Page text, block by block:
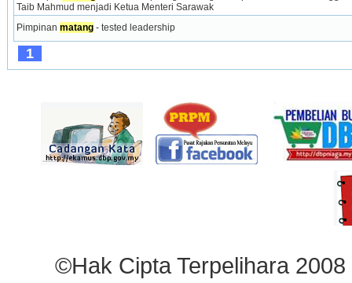
Taib Mahmud menjadi Ketua Menteri Sarawak
Pimpinan matang - tested leadership
1
©Hak Cipta Terpelihara